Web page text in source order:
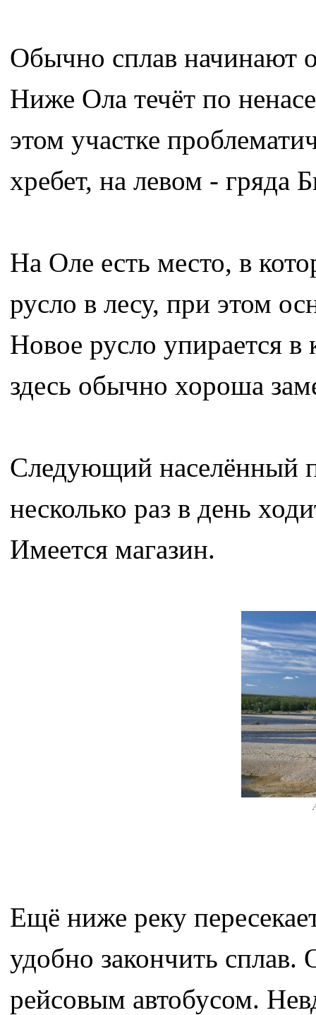
Обычно сплав начинают
Ниже Ола течёт по
этом участке
хребет, на левом - гряда
На Оле есть место, в
русло в лесу, при этом
Новое русло упирается
здесь обычно хороша
Следующий населённый
несколько раз в день
Имеется магазин.
Ещё ниже реку
удобно закончить
рейсовым автобусом.